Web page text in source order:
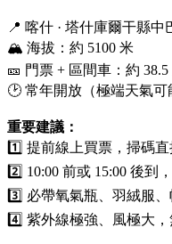
📍 喀什 · 塔什庫爾干縣中
🏔️ 海拔：約 5100 米
🎫 門票 + 區間車：約 38.5
🕑 常年開放（極端天氣可
重要建議：
1️⃣ 提前線上買票，掃碼直
2️⃣ 10:00 前或 15:00 後到
3️⃣ 必帶氧氣瓶、羽絨服
4️⃣ 紫外線極強、風極大